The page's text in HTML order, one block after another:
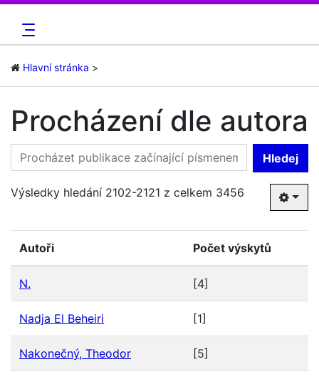
Hlavní stránka
Procházení dle autora
Hledej
Výsledky hledání 2102-2121 z celkem 3456
Autoři Počet výskytů
N. [4]
Nadja El Beheiri [1]
Nakonečný, Theodor [5]